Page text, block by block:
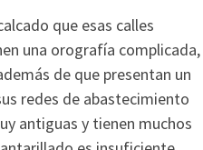
que esas calles
una orografía complicada,
de que presentan un
redes de abastecimiento
antiguas y tienen muchos